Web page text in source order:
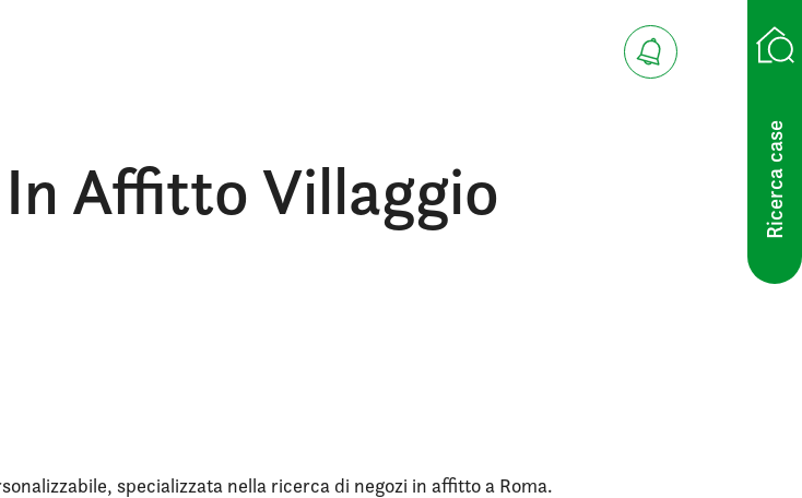
Ricerca case
Affitto Villaggio
specializzata nella ricerca di negozi in affitto a Roma.